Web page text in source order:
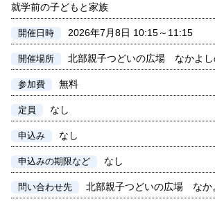
就学前の子どもと家族
開催日時 2026年7月8日 10:15～11:15
開催場所 北部親子つどいの広場 なかよし
参加費 無料
定員 なし
申込み なし
申込みの期限など なし
問い合わせ先 北部親子つどいの広場 なか